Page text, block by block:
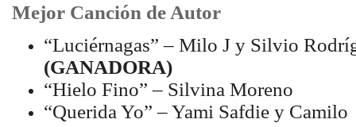
Mejor Canción de Autor
“Luciérnagas” – Milo J y Silvio
(GANADORA)
“Hielo Fino” – Silvina Moreno
“Querida Yo” – Yami Safdie y Camilo